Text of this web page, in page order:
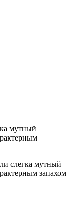
мутный
слегка мутный
запахом